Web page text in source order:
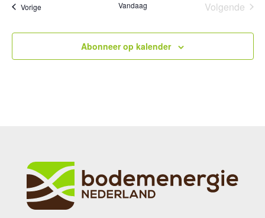
VorigeEvenementen Vandaag
Volgende
Abonneer op kalender